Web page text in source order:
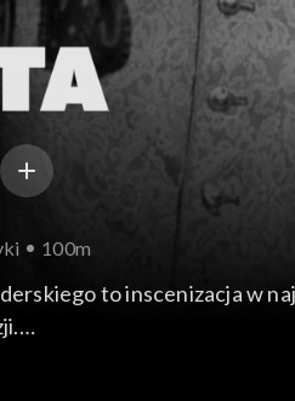
100m
to inscenizacja w
i